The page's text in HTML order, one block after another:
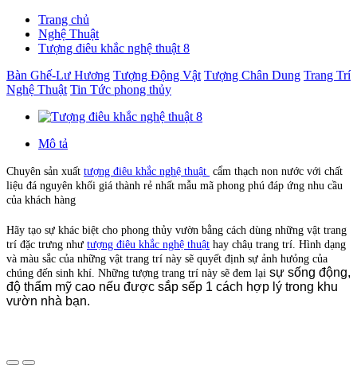
Trang chủ
Nghệ Thuật
Tượng điêu khắc nghệ thuật 8
Bàn Ghế-Lư Hương Tượng Động Vật Tượng Chân Dung Trang Trí
Nghệ Thuật Tin Tức phong thủy
Mô tả
Chuyên sản xuất tượng điêu khắc nghệ thuật cẩm thạch non nước với chất
liệu đá nguyên khối giá thành rẻ nhất mẫu mã phong phú đáp ứng nhu cầu
của khách hàng
Hãy tạo sự khác biệt cho phong thủy vườn bằng cách dùng những vật trang
trí đặc trưng như tượng điêu khắc nghệ thuật hay châụ trang trí. Hình dạng
và màu sắc của những vật trang trí này sẽ quyết định sự ảnh hưỏng của
chúng đến sinh khí. Những tượng trang trí này sẽ đem lại sự sống động,
độ thẩm mỹ cao nếu được sắp sếp 1 cách hợp lý trong khu
vườn nhà bạn.